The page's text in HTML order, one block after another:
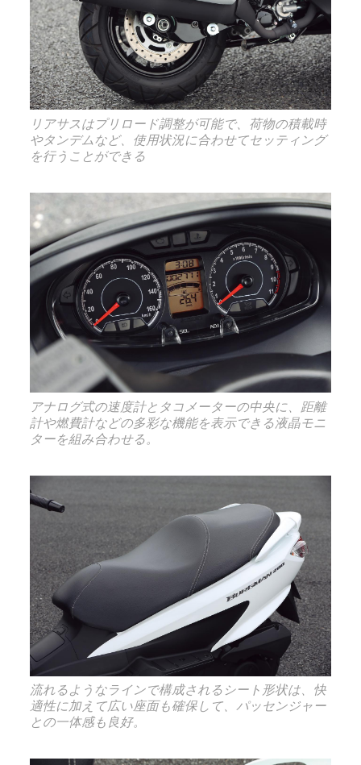
リアサスはプリロード調整が可能で、荷物の積載時
やタンデムなど、使用状況に合わせてセッティング
を行うことができる
アナログ式の速度計とタコメーターの中央に、距離
計や燃費計などの多彩な機能を表示できる液晶モニ
ターを組み合わせる。
流れるようなラインで構成されるシート形状は、快
適性に加えて広い座面も確保して、パッセンジャー
との一体感も良好。